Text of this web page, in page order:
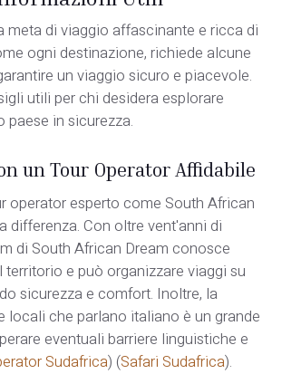
meta di viaggio affascinante e ricca di
ogni destinazione, richiede alcune
un viaggio sicuro e piacevole.
utili per chi desidera esplorare
paese in sicurezza.
un Tour Operator Affidabile
operator esperto come South African
differenza. Con oltre vent'anni di
di South African Dream conosce
e può organizzare viaggi su
sicurezza e comfort. Inoltre, la
locali che parlano italiano è un grande
eventuali barriere linguistiche e
Sudafrica)​​ (Safari Sudafrica)​.